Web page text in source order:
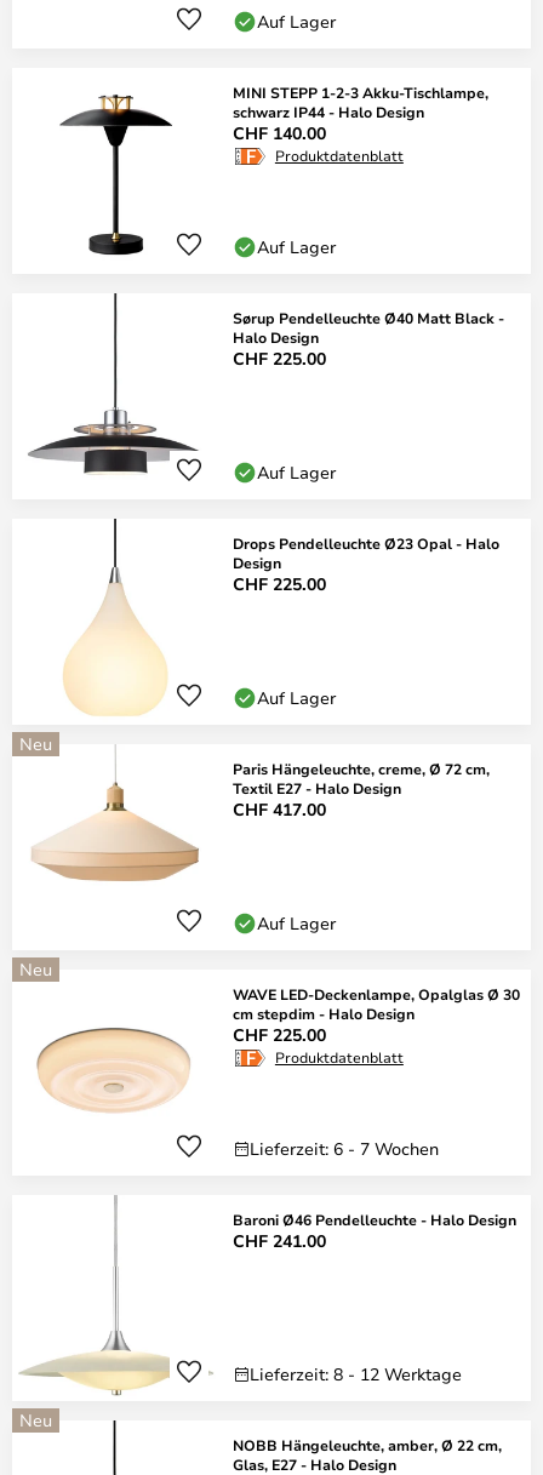
Auf Lager
MINI STEPP 1-2-3 Akku-Tischlampe,
schwarz IP44 - Halo Design
CHF 140.00
Produktdatenblatt
Auf Lager
Sørup Pendelleuchte Ø40 Matt Black -
Halo Design
CHF 225.00
Auf Lager
Drops Pendelleuchte Ø23 Opal - Halo
Design
CHF 225.00
Auf Lager
Neu
Paris Hängeleuchte, creme, Ø 72 cm,
Textil E27 - Halo Design
CHF 417.00
Auf Lager
Neu
WAVE LED-Deckenlampe, Opalglas Ø 30
cm stepdim - Halo Design
CHF 225.00
Produktdatenblatt
Lieferzeit: 6 - 7 Wochen
Baroni Ø46 Pendelleuchte - Halo Design
CHF 241.00
Lieferzeit: 8 - 12 Werktage
Neu
NOBB Hängeleuchte, amber, Ø 22 cm,
Glas, E27 - Halo Design